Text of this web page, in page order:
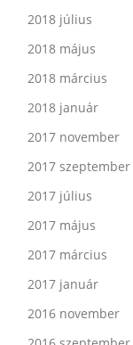
2018 július
2018 május
2018 március
2018 január
2017 november
2017 szeptember
2017 július
2017 május
2017 március
2017 január
2016 november